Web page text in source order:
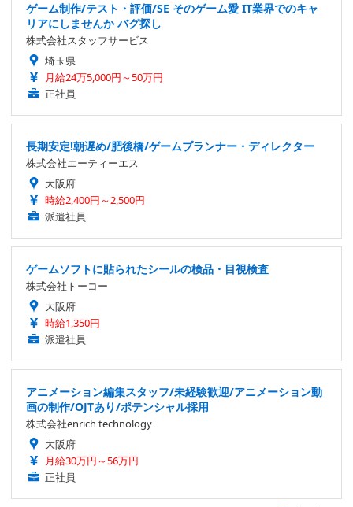
ゲーム制作/テスト・評価/SE そのゲーム愛 IT業界でのキャ
リアにしませんか バグ探し
株式会社スタッフサービス
埼玉県
月給24万5,000円～50万円
正社員
長期安定!朝遅め/肥後橋/ゲームプランナー・ディレクター
株式会社エーティーエス
大阪府
時給2,400円～2,500円
派遣社員
ゲームソフトに貼られたシールの検品・目視検査
株式会社トーコー
大阪府
時給1,350円
派遣社員
アニメーション編集スタッフ/未経験歓迎/アニメーション動
画の制作/OJTあり/ポテンシャル採用
株式会社enrich technology
大阪府
月給30万円～56万円
正社員